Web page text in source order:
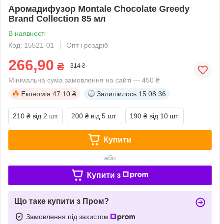
Аромадифузор Montale Chocolate Greedy
Brand Collection 85 мл
В наявності
Код: 15521-01
Опт і роздріб
266,90 ₴ 314 ₴
Мінімальна сума замовлення на сайті — 450 ₴
Економія 47.10 ₴ Залишилось 15:08:36
210 ₴ від 2 шт. 200 ₴ від 5 шт. 190 ₴ від 10 шт.
Купити
або
Купити з
Що таке купити з Пром?
Замовлення під захистом